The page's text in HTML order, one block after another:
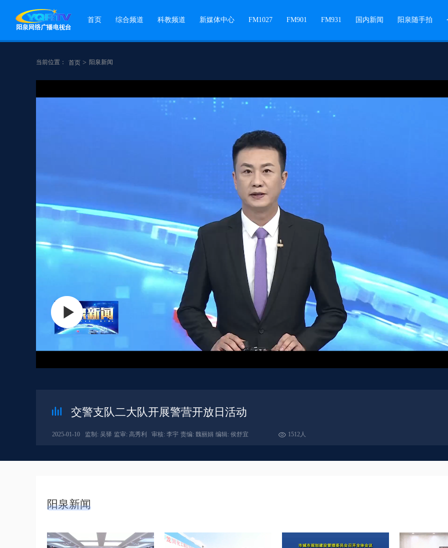
首页 综合频道 科教频道 新媒体中心 FM1027 FM901 FM931 国内新闻 阳泉随手拍
当前位置： 首页 > 阳泉新闻
交警支队二大队开展警营开放日活动
2025-01-10 监制: 吴驿 监审: 高秀利 审核: 李宇 责编: 魏丽娟 编辑: 侯舒宜 1512人
阳泉新闻